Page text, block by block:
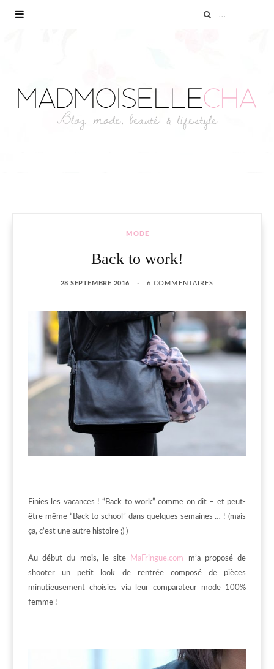
MODE
Back to work!
28 SEPTEMBRE 2016 6 COMMENTAIRES
Finies les vacances ! “Back to work” comme on dit – et peut-
être même “Back to school” dans quelques semaines … ! (mais
ça, c’est une autre histoire ;) )
Au début du mois, le site MaFringue.com
m’a proposé de
shooter un petit look de rentrée composé de pièces
minutieusement choisies via leur comparateur mode 100%
femme !